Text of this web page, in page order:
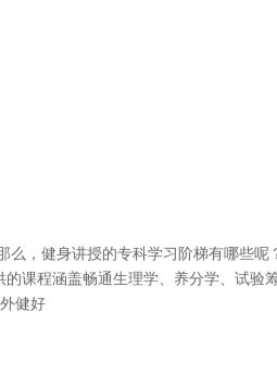
，健身讲授的专科学习阶梯有哪些
课程涵盖畅通生理学、养分学、试验
健好